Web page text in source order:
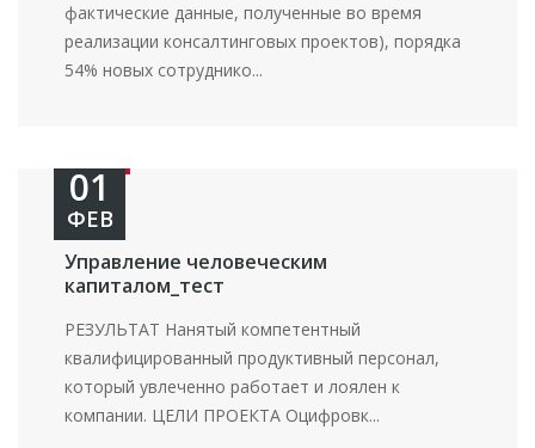
фактические данные, полученные во время
реализации консалтинговых проектов), порядка
54% новых сотруднико...
Управление человеческим
капиталом_тест
01
ФЕВ
РЕЗУЛЬТАТ Нанятый компетентный
квалифицированный продуктивный персонал,
который увлеченно работает и лоялен к
компании. ЦЕЛИ ПРОЕКТА Оцифровк...